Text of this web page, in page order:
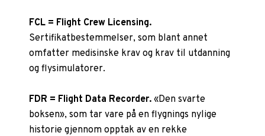
FCL = Flight Crew Licensing.
Sertifikatbestemmelser, som blant annet
omfatter medisinske krav og krav til utdanning
og flysimulatorer.
FDR = Flight Data Recorder. «Den svarte
boksen», som tar vare på en flygnings nylige
historie gjennom opptak av en rekke